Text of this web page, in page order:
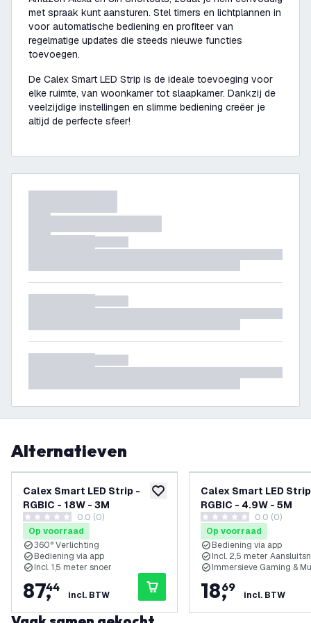
met spraak kunt aansturen. Stel timers en lichtplannen in
voor automatische bediening en profiteer van
regelmatige updates die steeds nieuwe functies
toevoegen.
De Calex Smart LED Strip is de ideale toevoeging voor
elke ruimte, van woonkamer tot slaapkamer. Dankzij de
veelzijdige instellingen en slimme bediening creëer je
altijd de perfecte sfeer!
Alternatieven
toevoegen aan verlanglijst
Calex Smart LED Strip -
RGBIC - 18W - 3M
0 score sterren0.0 (0)
Op voorraad
360° Verlichting
Bediening via app
Incl. 1,5 meter snoer
87,
44
incl. BTW
Calex Smart LED
RGBIC - 4.9W - 5M
0 score sterren0.0 (0)
Op voorraad
Bediening via app
Incl. 2,5 meter
Immersieve Gaming &
18,
69
incl. BTW